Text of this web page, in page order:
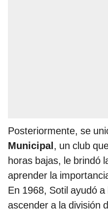
Posteriormente, se
Municipal, un club
horas bajas, le brindó
aprender la
En 1968, Sotil ayudó a
ascender a la división